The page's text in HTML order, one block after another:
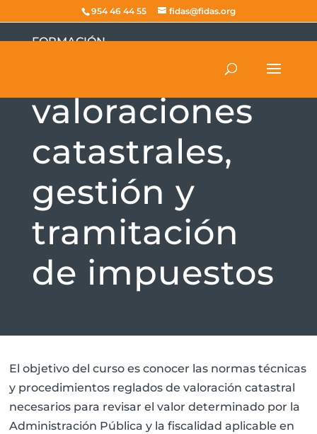
954 46 44 55 fidas@fidas.org
FORMACIÓN
Curso sobre
valoraciones
catastrales,
gestión y
tramitación
de impuestos
El objetivo del curso es conocer las normas técnicas
y procedimientos reglados de valoración catastral
necesarios para revisar el valor determinado por la
Administración Pública y la fiscalidad aplicable en